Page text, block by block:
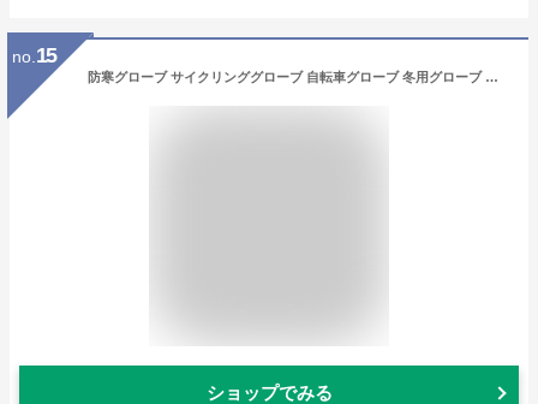
no. 15
防寒グローブ サイクリンググローブ 自転車グローブ 冬用グローブ 秋冬 衝撃吸収 クッション フリース 裏フリース 裏起毛 防風 撥水 防水 リフレクター ベルクロ バイク ロードバイク 原付 滑り止め 防滑 シンプル スポーティ S173BGR
ショップでみる